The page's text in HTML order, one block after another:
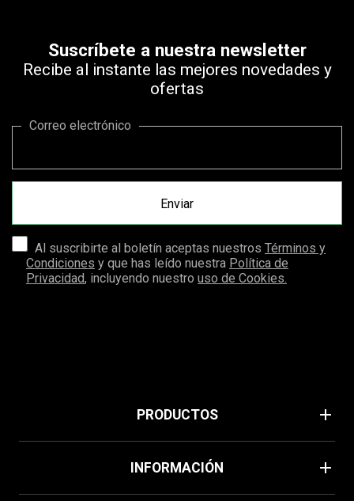
Suscríbete a nuestra newsletter
Recibe al instante las mejores novedades y
ofertas
Correo electrónico
Al suscribirte al boletín aceptas nuestros Términos y
Condiciones y que has leído nuestra Política de
Privacidad, incluyendo nuestro uso de Cookies.
PRODUCTOS add
Verano
Home
INFORMACIÓN add